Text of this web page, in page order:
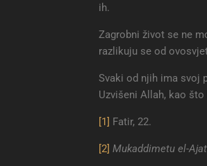
ih.
Zagrobni život se ne
razlikuju se od
Svaki od njih ima svoj
Uzvišeni Allah, kao
[1] Fatir, 22.
[2] Mukaddimetu el-